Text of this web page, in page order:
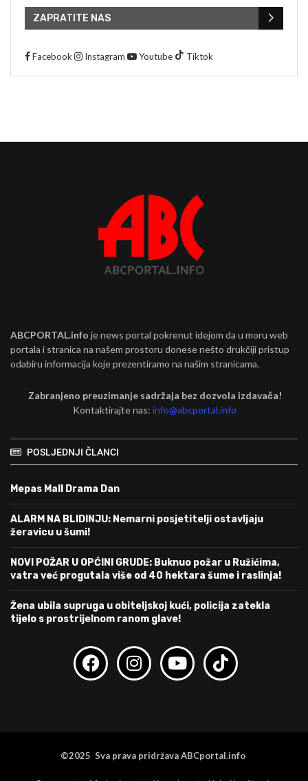
ZAPRATITE NAS
Facebook Instagram Youtube Tiktok
ABCPORTAL.info je news portal pokrenut idejom da u moru web
portala i stranica na našem prostoru donese nešto drukčiji pristup
odabiru informacija koje prezentiramo na našim stranicama.
Zabranjeno preuzimanje sadržaja bez dozvola izdavača!
Kontaktirajte nas:info@abcportal.info
POSLJEDNJI ČLANCI
Mepas Mall Drama Dan
ALARM NA BLIDINJU: Nemarni posjetitelji ostavljaju
žeravicu u šumi!
NOVI POŽAR U OPĆINI GRUDE: Buknuo požar u Ružićima,
vatra već progutala više od 40 hektara šume i raslinja!
Žena ubila supruga u obiteljskoj kući, policija zatekla
tijelo s prostrijelnom ranom glave!
©2025 Sva prava pridržava ABCportal.info